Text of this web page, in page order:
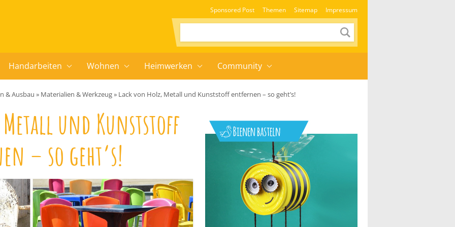
Sponsored Post Themen Sitemap Impressum
Handarbeiten Wohnen Heimwerken Community
& Ausbau » Materialien & Werkzeug» Lack von Holz, Metall und Kunststoff entfernen – so geht’s!
Metall und Kunststoff
– so geht’s!